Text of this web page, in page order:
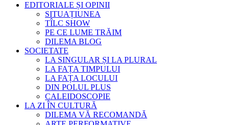
EDITORIALE ȘI OPINII
SITUAȚIUNEA
TÎLC SHOW
PE CE LUME TRĂIM
DILEMA BLOG
SOCIETATE
LA SINGULAR ȘI LA PLURAL
LA FAȚA TIMPULUI
LA FAȚA LOCULUI
DIN POLUL PLUS
CALEIDOSCOPIE
LA ZI ÎN CULTURĂ
DILEMA VĂ RECOMANDĂ